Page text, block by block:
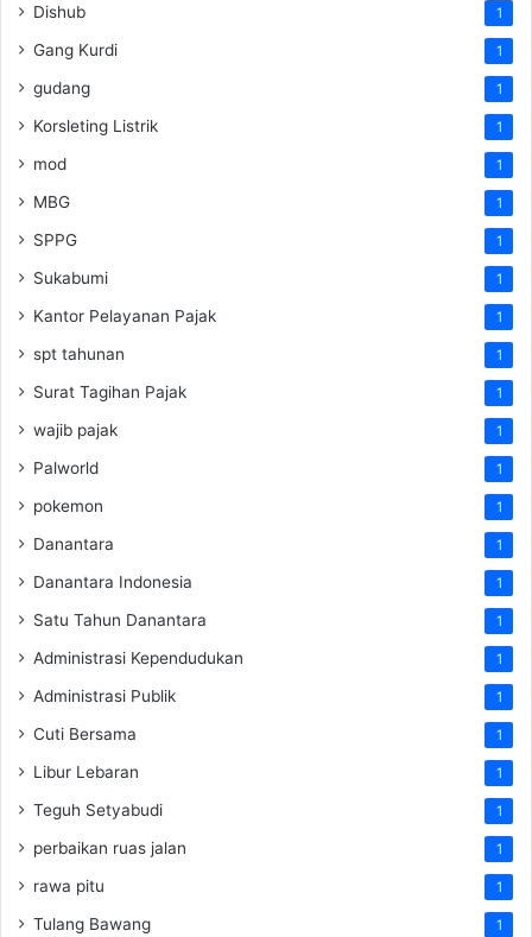
Dishub 1
Gang Kurdi 1
gudang 1
Korsleting Listrik 1
mod 1
MBG 1
SPPG 1
Sukabumi 1
Kantor Pelayanan Pajak 1
spt tahunan 1
Surat Tagihan Pajak 1
wajib pajak 1
Palworld 1
pokemon 1
Danantara 1
Danantara Indonesia 1
Satu Tahun Danantara 1
Administrasi Kependudukan 1
Administrasi Publik 1
Cuti Bersama 1
Libur Lebaran 1
Teguh Setyabudi 1
perbaikan ruas jalan 1
rawa pitu 1
Tulang Bawang 1